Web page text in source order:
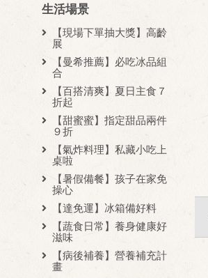
生活場景
【現場下單抽大獎】高齡
展
【曼希推薦】必吃冰品組
合
【百搭清爽】夏日主食７
折起
【甜蜜蜜】指定甜品兩件
９折
【氣炸料理】私藏小吃上
桌啦
【暑假備餐】孩子在家免
操心
【達免運】冰箱備好料
【蔬食日常】養身健康好
滋味
【病後補養】營養補充計
畫